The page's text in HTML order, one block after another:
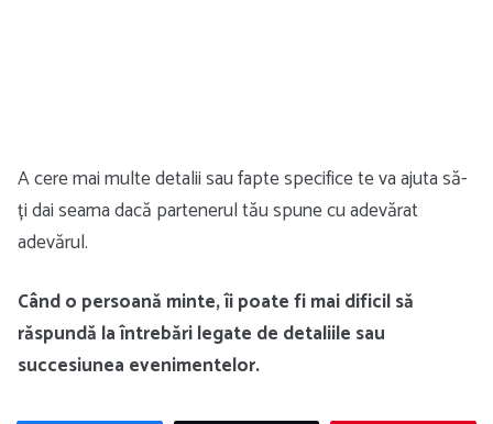
A cere mai multe detalii sau fapte specifice te va ajuta să-
ți dai seama dacă partenerul tău spune cu adevărat
adevărul.
Când o persoană minte, îi poate fi mai dificil să
răspundă la întrebări legate de detaliile sau
succesiunea evenimentelor.